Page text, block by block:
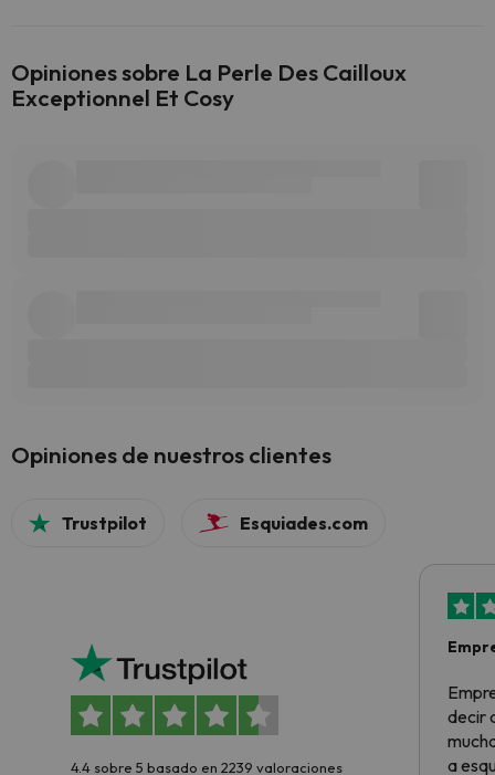
Opiniones sobre La Perle Des Cailloux
Exceptionnel Et Cosy
Opiniones de nuestros clientes
Trustpilot Esquiades.com
4.4 sobre 5 basado en 2239 valoraciones
decir
a